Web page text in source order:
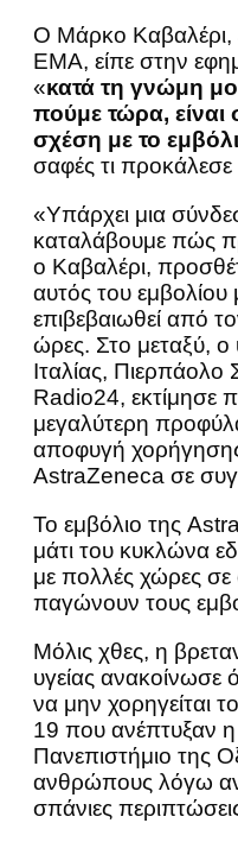
Ο Μάρκο Καβαλέρι,
ΕΜΑ, είπε στην
«κατά τη γνώμη
πούμε τώρα, είναι
σχέση με το
σαφές τι προκάλεσε
«Υπάρχει μια
καταλάβουμε πώς
ο Καβαλέρι,
αυτός του εμβολίου
επιβεβαιωθεί από
ώρες. Στο μεταξύ, ο
Ιταλίας, Πιερπάολο
Radio24, εκτίμησε
μεγαλύτερη
αποφυγή
AstraZeneca σε
Το εμβόλιο της
μάτι του κυκλώνα
με πολλές χώρες
παγώνουν τους
Μόλις χθες, η
υγείας ανακοίνωσε
να μην χορηγείται
19 που ανέπτυξαν
Πανεπιστήμιο της
ανθρώπους λόγω
σπάνιες